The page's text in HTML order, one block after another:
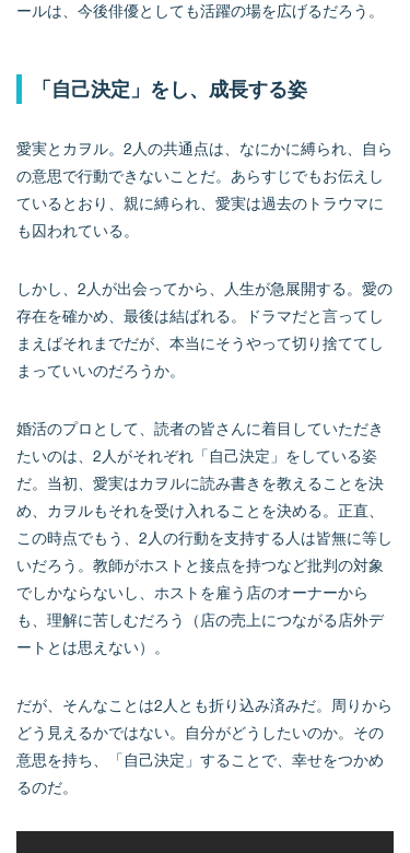
ールは、今後俳優としても活躍の場を広げるだろう。
「自己決定」をし、成長する姿
愛実とカヲル。2人の共通点は、なにかに縛られ、自ら
の意思で行動できないことだ。あらすじでもお伝えし
ているとおり、親に縛られ、愛実は過去のトラウマに
も囚われている。
しかし、2人が出会ってから、人生が急展開する。愛の
存在を確かめ、最後は結ばれる。ドラマだと言ってし
まえばそれまでだが、本当にそうやって切り捨ててし
まっていいのだろうか。
婚活のプロとして、読者の皆さんに着目していただき
たいのは、2人がそれぞれ「自己決定」をしている姿
だ。当初、愛実はカヲルに読み書きを教えることを決
め、カヲルもそれを受け入れることを決める。正直、
この時点でもう、2人の行動を支持する人は皆無に等し
いだろう。教師がホストと接点を持つなど批判の対象
でしかならないし、ホストを雇う店のオーナーから
も、理解に苦しむだろう（店の売上につながる店外デ
ートとは思えない）。
だが、そんなことは2人とも折り込み済みだ。周りから
どう見えるかではない。自分がどうしたいのか。その
意思を持ち、「自己決定」することで、幸せをつかめ
るのだ。